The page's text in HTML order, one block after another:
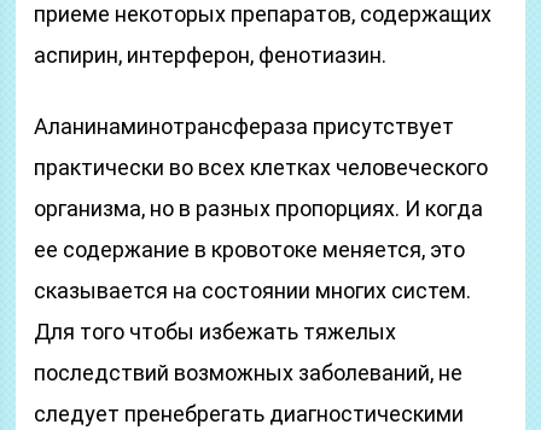
приеме некоторых препаратов, содержащих
аспирин, интерферон, фенотиазин.
Аланинаминотрансфераза присутствует
практически во всех клетках человеческого
организма, но в разных пропорциях. И когда
ее содержание в кровотоке меняется, это
сказывается на состоянии многих систем.
Для того чтобы избежать тяжелых
последствий возможных заболеваний, не
следует пренебрегать диагностическими